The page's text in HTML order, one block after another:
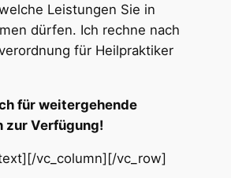
Leistungen Sie in
dürfen. Ich rechne nach
für Heilpraktiker
für weitergehende
zur Verfügung!
vc_column][/vc_row]